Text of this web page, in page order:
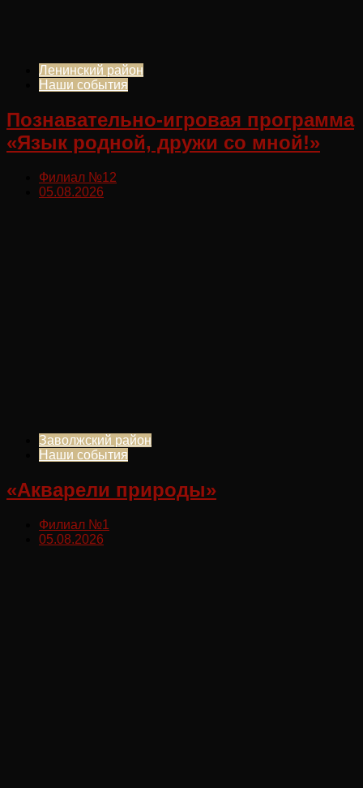
Ленинский район
Наши события
Познавательно-игровая программа
«Язык родной, дружи со мной!»
Филиал №12
05.08.2026
Заволжский район
Наши события
«Акварели природы»
Филиал №1
05.08.2026